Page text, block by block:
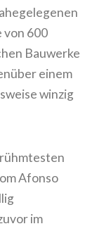
von 600
Bauwerke
einem
winzig
Afonso
im